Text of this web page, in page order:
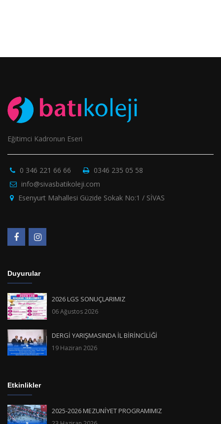
Eğitimci Kadronun Eseri
0 346 221 66 66
0346 235 05 58
info@sivasbatikoleji.com
Esenyurt Mahallesi Güzide Sokak No:1 / SİVAS
Duyurular
2026 LGS SONUÇLARIMIZ
06 Ağustos 2026
DERGİ YARIŞMASINDA İL BİRİNCİLİĞİ
19 Haziran 2026
Etkinlikler
2025-2026 MEZUNİYET PROGRAMIMIZ